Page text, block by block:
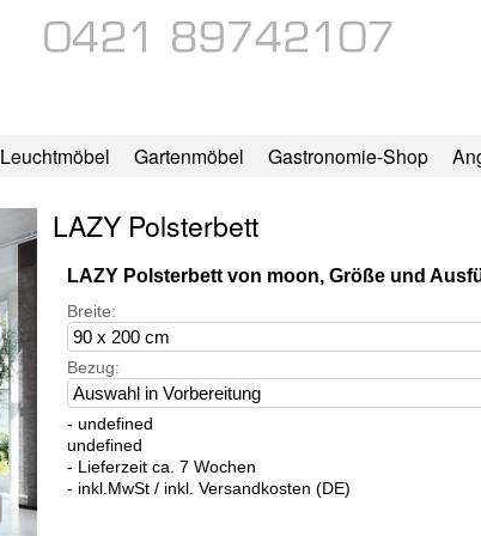
Leuchtmöbel Gartenmöbel Gastronomie-Shop
LAZY Polsterbett
LAZY Polsterbett von moon, Größe und
Breite:
Bezug:
- undefined
undefined
- Lieferzeit ca. 7 Wochen
- inkl.MwSt / inkl. Versandkosten (DE)